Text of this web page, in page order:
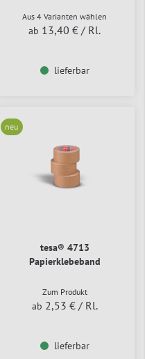
Aus 4 Varianten wählen
ab 13,40 € / Rl.
lieferbar
neu
tesa® 4713
Papierklebeband
Zum Produkt
ab 2,53 € / Rl.
lieferbar